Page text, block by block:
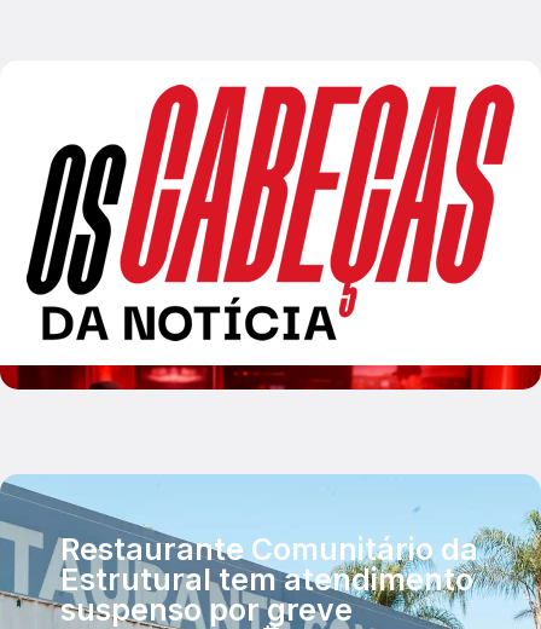
Restaurante Comunitário da
Estrutural tem atendimento
suspenso por greve